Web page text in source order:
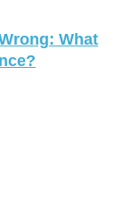
What